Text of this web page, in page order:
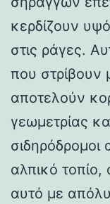
κερδίζουν
στις ράγες.
που στρίβουν
αποτελούν
γεωμετρίας
σιδηρόδρομοι
αλπικό
αυτό με